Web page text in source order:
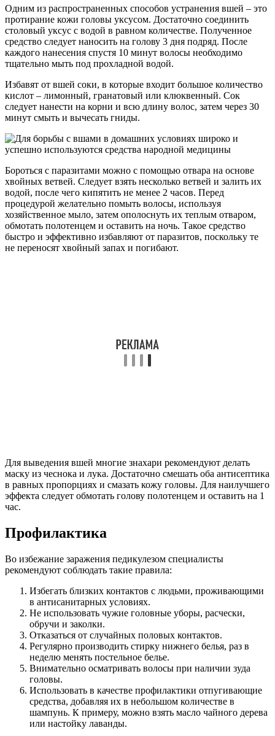
Одним из распространенных способов устранения вшей – это
протирание кожи головы уксусом. Достаточно соединить
столовый уксус с водой в равном количестве. Полученное
средство следует наносить на голову 3 дня подряд. После
каждого нанесения спустя 10 минут волосы необходимо
тщательно мыть под прохладной водой.
Избавят от вшей соки, в которые входит большое количество
кислот – лимонный, гранатовый или клюквенный. Сок
следует нанести на корни и всю длину волос, затем через 30
минут смыть и вычесать гниды.
Бороться с паразитами можно с помощью отвара на основе
хвойных ветвей. Следует взять несколько ветвей и залить их
водой, после чего кипятить не менее 2 часов. Перед
процедурой желательно помыть волосы, используя
хозяйственное мыло, затем ополоснуть их теплым отваром,
обмотать полотенцем и оставить на ночь. Такое средство
быстро и эффективно избавляют от паразитов, поскольку те
не переносят хвойный запах и погибают.
Для выведения вшей многие знахари рекомендуют делать
маску из чеснока и лука. Достаточно смешать оба антисептика
в равных пропорциях и смазать кожу головы. Для наилучшего
эффекта следует обмотать голову полотенцем и оставить на 1
час.
Профилактика
Во избежание заражения педикулезом специалисты
рекомендуют соблюдать такие правила:
Избегать близких контактов с людьми, проживающими
в антисанитарных условиях.
Не использовать чужие головные уборы, расчески,
обручи и заколки.
Отказаться от случайных половых контактов.
Регулярно производить стирку нижнего белья, раз в
неделю менять постельное белье.
Внимательно осматривать волосы при наличии зуда
головы.
Использовать в качестве профилактики отпугивающие
средства, добавляя их в небольшом количестве в
шампунь. К примеру, можно взять масло чайного дерева
или настойку лаванды.